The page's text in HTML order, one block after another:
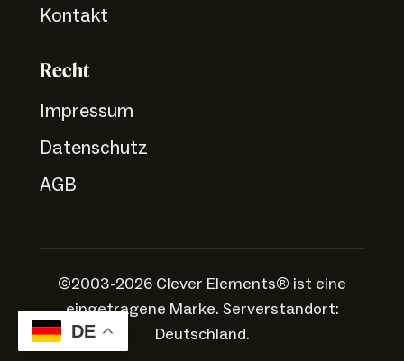
Kontakt
Recht
Impressum
Datenschutz
AGB
©2003-2026 Clever Elements® ist eine
eingetragene Marke. Serverstandort:
Deutschland.
DE